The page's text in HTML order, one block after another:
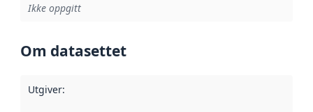
Ikke oppgitt
Om datasettet
Utgiver: